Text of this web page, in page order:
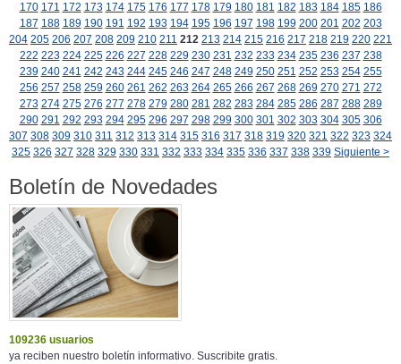
170 171 172 173 174 175 176 177 178 179 180 181 182 183 184 185 186
187 188 189 190 191 192 193 194 195 196 197 198 199 200 201 202 203
204 205 206 207 208 209 210 211 212 213 214 215 216 217 218 219 220 221
222 223 224 225 226 227 228 229 230 231 232 233 234 235 236 237 238
239 240 241 242 243 244 245 246 247 248 249 250 251 252 253 254 255
256 257 258 259 260 261 262 263 264 265 266 267 268 269 270 271 272
273 274 275 276 277 278 279 280 281 282 283 284 285 286 287 288 289
290 291 292 293 294 295 296 297 298 299 300 301 302 303 304 305 306
307 308 309 310 311 312 313 314 315 316 317 318 319 320 321 322 323 324
325 326 327 328 329 330 331 332 333 334 335 336 337 338 339 Siguiente >
Boletín de Novedades
109236 usuarios
ya reciben nuestro boletín informativo. Suscribite gratis.